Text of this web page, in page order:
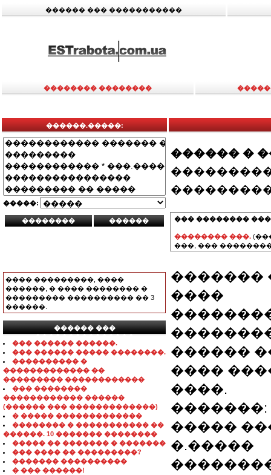
������ ��� �����������
�������� ��������
������.�����:
�����:
���� ���������, ����
������, � ���� �������� �
��������� ���������� �� 3
������.
������ ���
���������������
��� ������ ������.
��� ������ ����� ��������.
���������� �
������������� ��
��������� ������������
��� ��������
������������ ������
(������ ��� �������������)
� ����� �������������
�������� � ����������� ��
������. 10 ������� ��������
����� �� ������� � �������
��� ���� �� ���������?
������� ����������
� ��� ������!
������ �
��� ��������
�������� ���.
���, ���
�������
����
������
����
����.
�������:
�����
�.�����